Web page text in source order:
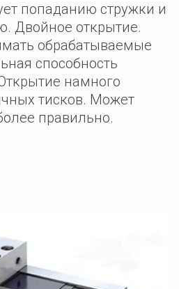
попаданию стружки и
Двойное открытие.
обрабатываемые
способность
намного
тисков. Может
правильно.